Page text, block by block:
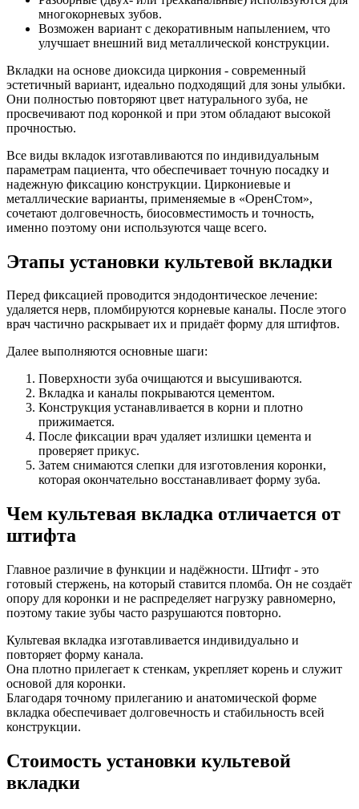
многокорневых зубов.
Возможен вариант с декоративным напылением, что
улучшает внешний вид металлической конструкции.
Вкладки на основе диоксида циркония - современный
эстетичный вариант, идеально подходящий для зоны улыбки.
Они полностью повторяют цвет натурального зуба, не
просвечивают под коронкой и при этом обладают высокой
прочностью.
Все виды вкладок изготавливаются по индивидуальным
параметрам пациента, что обеспечивает точную посадку и
надежную фиксацию конструкции. Циркониевые и
металлические варианты, применяемые в «ОренСтом»,
сочетают долговечность, биосовместимость и точность,
именно поэтому они используются чаще всего.
Этапы установки культевой вкладки
Перед фиксацией проводится эндодонтическое лечение:
удаляется нерв, пломбируются корневые каналы. После этого
врач частично раскрывает их и придаёт форму для штифтов.
Далее выполняются основные шаги:
Поверхности зуба очищаются и высушиваются.
Вкладка и каналы покрываются цементом.
Конструкция устанавливается в корни и плотно
прижимается.
После фиксации врач удаляет излишки цемента и
проверяет прикус.
Затем снимаются слепки для изготовления коронки,
которая окончательно восстанавливает форму зуба.
Чем культевая вкладка отличается от
штифта
Главное различие в функции и надёжности. Штифт - это
готовый стержень, на который ставится пломба. Он не создаёт
опору для коронки и не распределяет нагрузку равномерно,
поэтому такие зубы часто разрушаются повторно.
Культевая вкладка изготавливается индивидуально и
повторяет форму канала.
Она плотно прилегает к стенкам, укрепляет корень и служит
основой для коронки.
Благодаря точному прилеганию и анатомической форме
вкладка обеспечивает долговечность и стабильность всей
конструкции.
Стоимость установки культевой
вкладки